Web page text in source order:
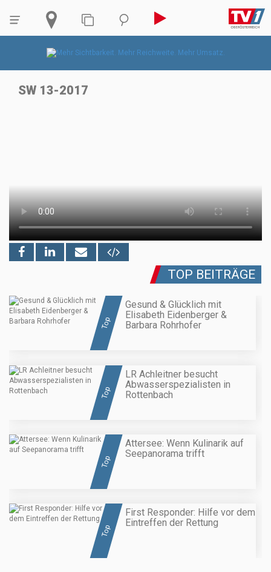
SW 13-2017
TOP BEITRÄGE
Top
Gesund & Glücklich mit
Elisabeth Eidenberger &
Barbara Rohrhofer
Top
LR Achleitner besucht
Abwasserspezialisten in
Rottenbach
Top
Attersee: Wenn Kulinarik auf
Seepanorama trifft
Top
First Responder: Hilfe vor dem
Eintreffen der Rettung